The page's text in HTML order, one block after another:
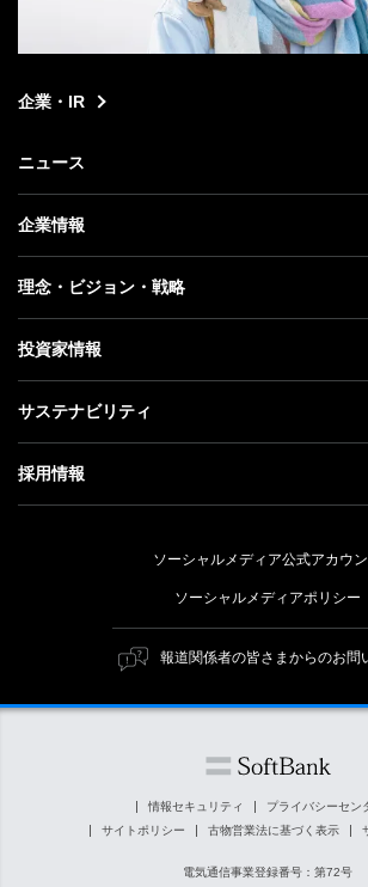
企業・IR
ニュース
ニュース トップ
プレスリリース
更新情報
記者説明会
企業情報
企業情報 トップ
社長メッセージ
事業紹介
ガバナンス
理念・ビジョン・戦略
理念・ビジョン・戦略 トップ
成長戦略「Activate AI for Society」
人材戦略
投資家情報
投資家情報 トップ
経営方針
個人投資家の皆さまへ
株式と社債について
サステナビリティ
サステナビリティ トップ
トップメッセージ
ESG方針・体制
マテリアリティ（重要課題）
ESGの主な取り組み
外部評価・イニシアチブ
採用情報
障がい者採用
ソーシャルメディア公式アカウン
ソーシャルメディアポリシー
報道関係者の皆さまからのお問
情報セキュリティ
プライバシーセン
サイトポリシー
古物営業法に基づく表示
電気通信事業登録番号：第72号